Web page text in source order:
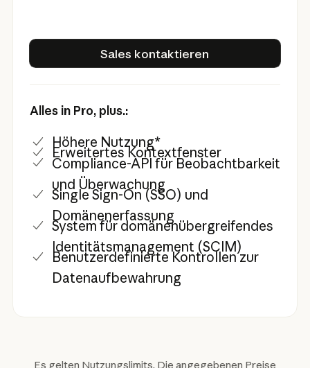
Sales kontaktieren
Alles in Pro, plus.:
Höhere Nutzung*
Erweitertes Kontextfenster
Compliance-API für Beobachtbarkeit
und Überwachung
Single Sign-On (SSO) und
Domänenerfassung
System für domänenübergreifendes
Identitätsmanagement (SCIM)
Benutzerdefinierte Kontrollen zur
Datenaufbewahrung
Es gelten Nutzungslimits. Die angegebenen Preise